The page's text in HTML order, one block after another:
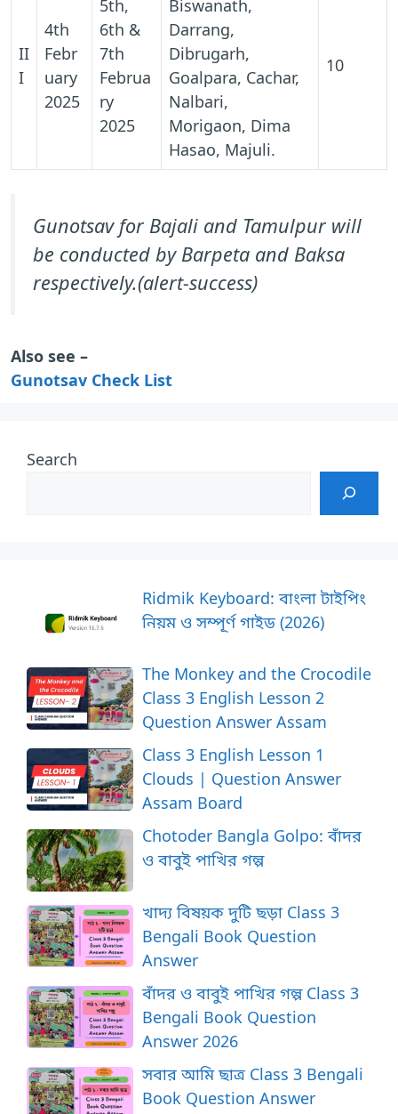
II
I
4th
Febr
uary
2025
5th,
6th &
7th
Februa
ry
2025
Biswanath,
Darrang,
Dibrugarh,
Goalpara, Cachar,
Nalbari,
Morigaon, Dima
Hasao, Majuli.
10
Gunotsav for Bajali and Tamulpur will
be conducted by Barpeta and Baksa
respectively.(alert-success)
Also see –
Gunotsav Check List
Search
Ridmik Keyboard: বাংলা টাইপিং
নিয়ম ও সম্পূর্ণ গাইড (2026)
The Monkey and the Crocodile
Class 3 English Lesson 2
Question Answer Assam
Class 3 English Lesson 1
Clouds | Question Answer
Assam Board
Chotoder Bangla Golpo: বাঁদর
ও বাবুই পাখির গল্প
খাদ্য বিষয়ক দুটি ছড়া Class 3
Bengali Book Question
Answer
বাঁদর ও বাবুই পাখির গল্প Class 3
Bengali Book Question
Answer 2026
সবার আমি ছাত্র Class 3 Bengali
Book Question Answer